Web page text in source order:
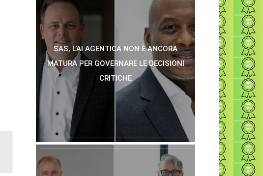
SAS, L’AI AGENTICA NON È ANCORA
MATURA PER GOVERNARE LE DECISIONI
CRITICHE